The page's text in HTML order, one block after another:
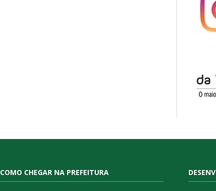
COMO CHEGAR NA PREFEITURA